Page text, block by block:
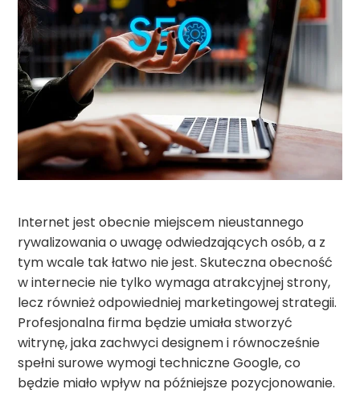
Internet jest obecnie miejscem nieustannego
rywalizowania o uwagę odwiedzających osób, a z
tym wcale tak łatwo nie jest. Skuteczna obecność
w internecie nie tylko wymaga atrakcyjnej strony,
lecz również odpowiedniej marketingowej strategii.
Profesjonalna firma będzie umiała stworzyć
witrynę, jaka zachwyci designem i równocześnie
spełni surowe wymogi techniczne Google, co
będzie miało wpływ na późniejsze pozycjonowanie.